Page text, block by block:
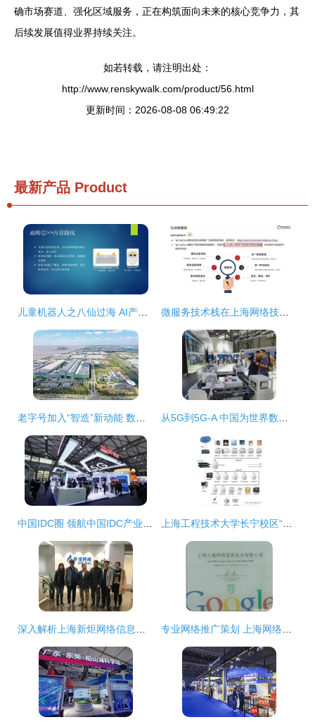
确市场赛道、强化区域服务，正在构筑面向未来的核心竞争力，其
后续发展值得业界持续关注。
如若转载，请注明出处：
http://www.renskywalk.com/product/56.html
更新时间：2026-08-08 06:49:22
最新产品 Product